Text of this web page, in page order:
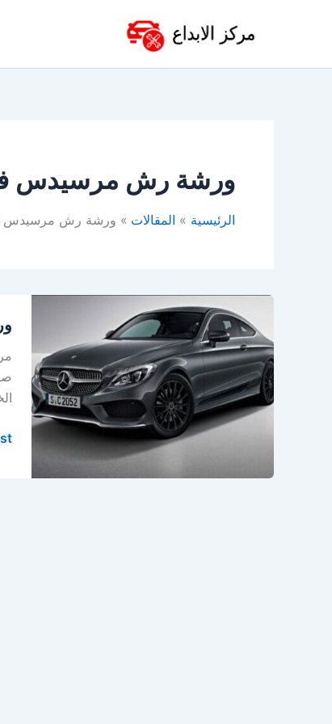
ورشة رش مرسيدس
الرئيسية المقالات ورشة رش مرسيدس
»